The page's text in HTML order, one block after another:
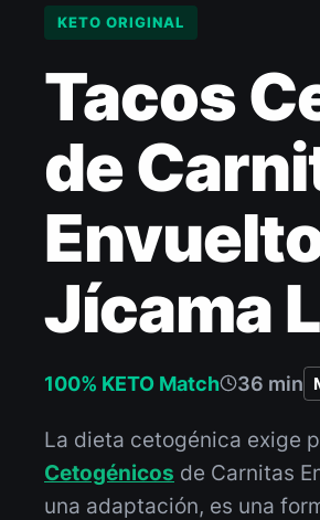
KETO ORIGINAL
Tacos
de
Jícama
100% KETO Match 36 min
La dieta cetogénica exige
Cetogénicos de Carnitas
una adaptación, es una